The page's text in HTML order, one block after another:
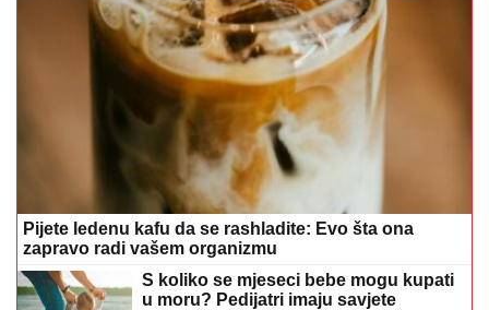
Pijete ledenu kafu da se rashladite: Evo šta ona
zapravo radi vašem organizmu
S koliko se mjeseci bebe mogu kupati
u moru? Pedijatri imaju savjete